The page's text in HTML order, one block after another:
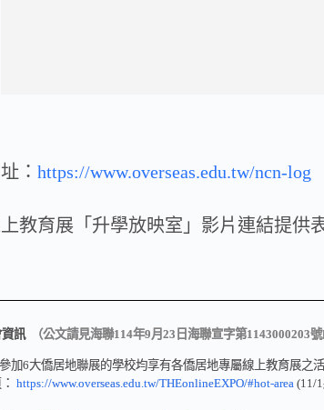
：https://www.overseas.edu.tw/ncn-log
教育展「升學放映室」影片連結提供
訊 （公文請見海聯114年9月23日海聯宣字第1143000203號
加6大僑居地聯展的學校均享有各僑居地專屬線上教育展之活
：https://www.overseas.edu.tw/THEonlineEXPO/#hot-area (11/